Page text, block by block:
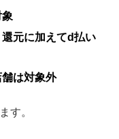
元に加えてd払い
は対象外
す。